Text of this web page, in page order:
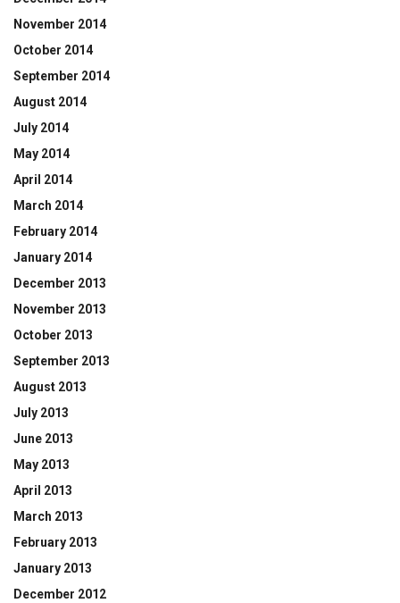
November 2014
October 2014
September 2014
August 2014
July 2014
May 2014
April 2014
March 2014
February 2014
January 2014
December 2013
November 2013
October 2013
September 2013
August 2013
July 2013
June 2013
May 2013
April 2013
March 2013
February 2013
January 2013
December 2012